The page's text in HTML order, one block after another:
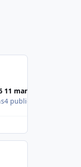
11 mars 2006
4 publications